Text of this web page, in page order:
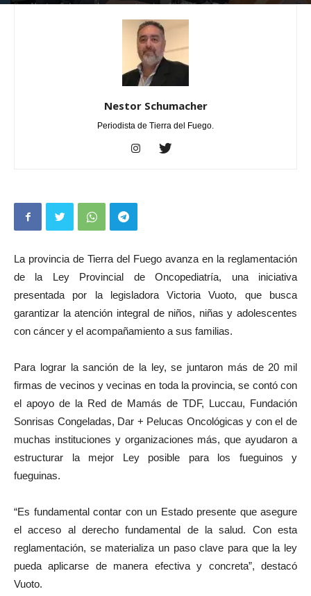
Por Nestor Schumacher - septiembre 15, 2025 0
Nestor Schumacher
Periodista de Tierra del Fuego.
La provincia de Tierra del Fuego avanza en la reglamentación
de la Ley Provincial de Oncopediatría, una iniciativa
presentada por la legisladora Victoria Vuoto, que busca
garantizar la atención integral de niños, niñas y adolescentes
con cáncer y el acompañamiento a sus familias.
Para lograr la sanción de la ley, se juntaron más de 20 mil
firmas de vecinos y vecinas en toda la provincia, se contó con
el apoyo de la Red de Mamás de TDF, Luccau, Fundación
Sonrisas Congeladas, Dar + Pelucas Oncológicas y con el de
muchas instituciones y organizaciones más, que ayudaron a
estructurar la mejor Ley posible para los fueguinos y
fueguinas.
“Es fundamental contar con un Estado presente que asegure
el acceso al derecho fundamental de la salud. Con esta
reglamentación, se materializa un paso clave para que la ley
pueda aplicarse de manera efectiva y concreta”, destacó
Vuoto.